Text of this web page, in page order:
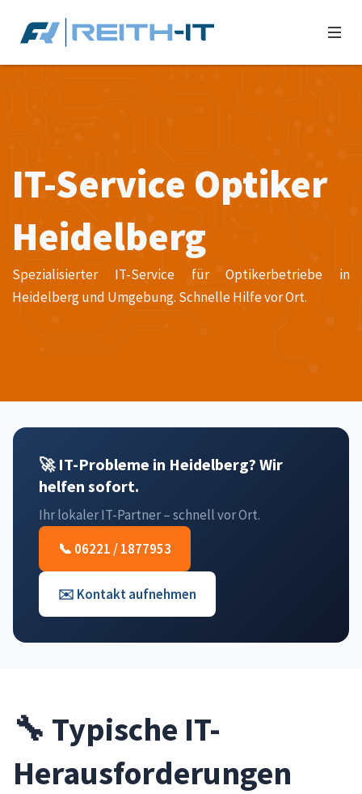
IT-Service Optiker
Heidelberg
Spezialisierter IT-Service für Optikerbetriebe in
Heidelberg und Umgebung. Schnelle Hilfe vor Ort.
🚀 IT-Probleme in Heidelberg? Wir
helfen sofort.
Ihr lokaler IT-Partner – schnell vor Ort.
📞 06221 / 1877953
✉️ Kontakt aufnehmen
🔧 Typische IT-
Herausforderungen